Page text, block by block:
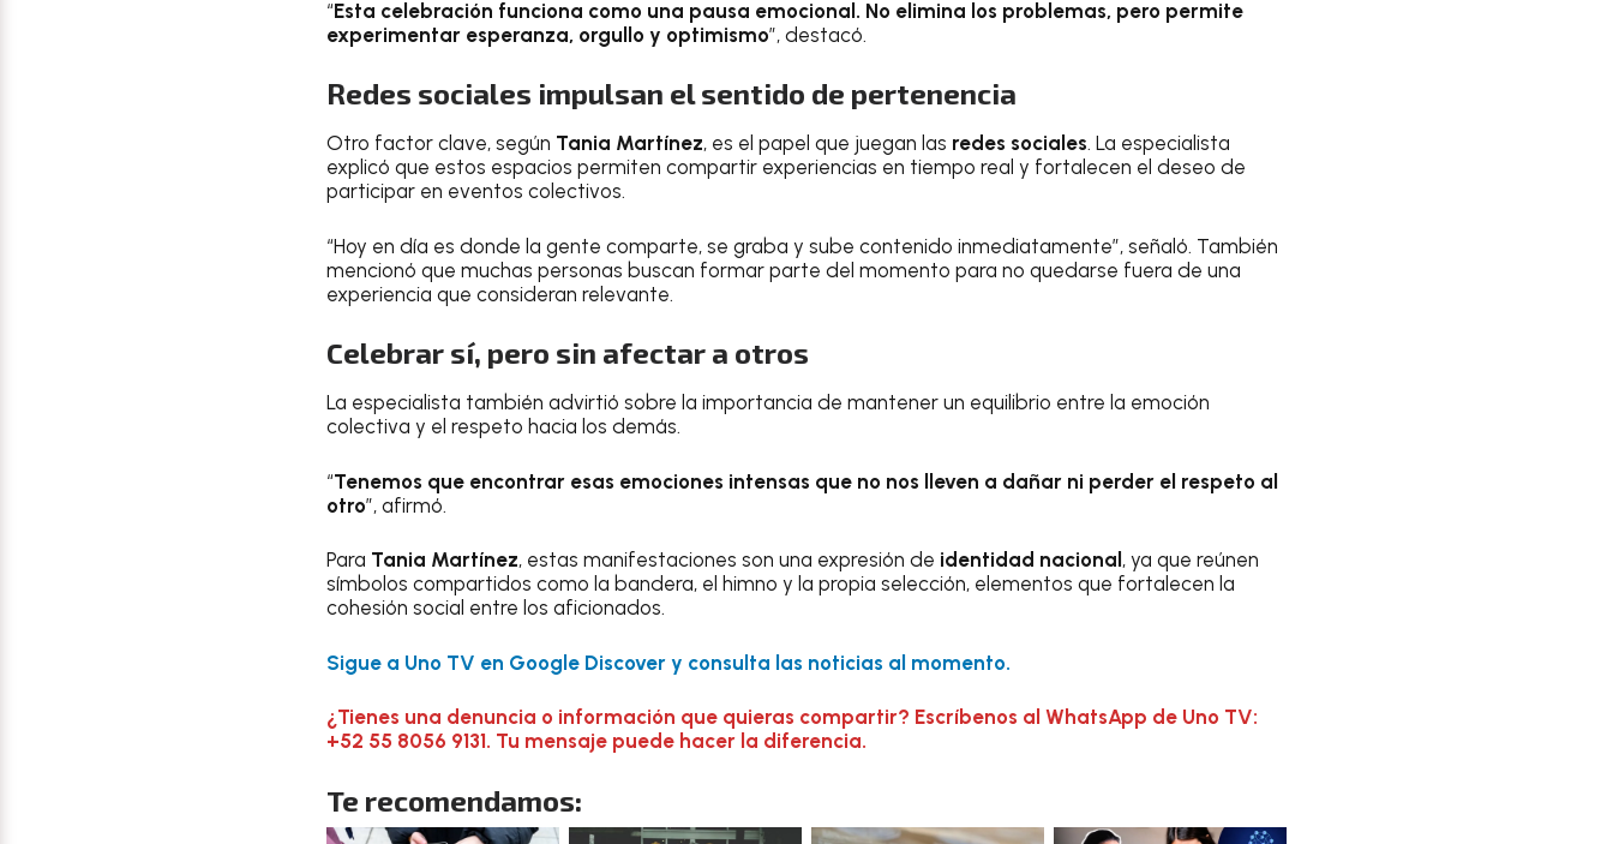
“Esta celebración funciona como una pausa emocional. No elimina los problemas, pero permite
experimentar esperanza, orgullo y optimismo”, destacó.
Redes sociales impulsan el sentido de pertenencia
Otro factor clave, según Tania Martínez, es el papel que juegan las redes sociales. La especialista
explicó que estos espacios permiten compartir experiencias en tiempo real y fortalecen el deseo de
participar en eventos colectivos.
“Hoy en día es donde la gente comparte, se graba y sube contenido inmediatamente”, señaló. También
mencionó que muchas personas buscan formar parte del momento para no quedarse fuera de una
experiencia que consideran relevante.
Celebrar sí, pero sin afectar a otros
La especialista también advirtió sobre la importancia de mantener un equilibrio entre la emoción
colectiva y el respeto hacia los demás.
“Tenemos que encontrar esas emociones intensas que no nos lleven a dañar ni perder el respeto al
otro”, afirmó.
Para Tania Martínez, estas manifestaciones son una expresión de identidad nacional , ya que reúnen
símbolos compartidos como la bandera, el himno y la propia selección, elementos que fortalecen la
cohesión social entre los aficionados.
Sigue a Uno TV en Google Discover y consulta las noticias al momento.
¿Tienes una denuncia o información que quieras compartir? Escríbenos al WhatsApp de Uno TV:
+52 55 8056 9131. Tu mensaje puede hacer la diferencia.
Te recomendamos: